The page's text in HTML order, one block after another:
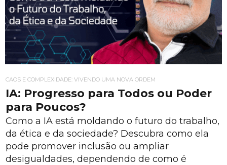
CAOS E COMPLEXIDADE: VIVENDO UMA NOVA ORDEM
IA: Progresso para Todos ou Poder
para Poucos?
Como a IA está moldando o futuro do trabalho,
da ética e da sociedade? Descubra como ela
pode promover inclusão ou ampliar
desigualdades, dependendo de como é